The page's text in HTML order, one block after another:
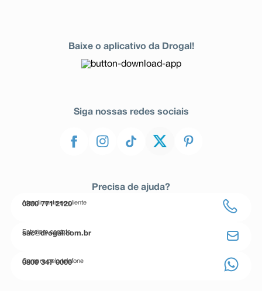
Baixe o aplicativo da Drogal!
Siga nossas redes sociais
Precisa de ajuda?
Atendimento ao cliente
0800 771 2120
Entre em contato
sac@drogal.com.br
Compre pelo telefone
0800 347 0000